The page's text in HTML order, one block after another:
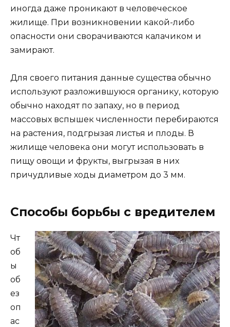
иногда даже проникают в человеческое
жилище. При возникновении какой-либо
опасности они сворачиваются калачиком и
замирают.
Для своего питания данные существа обычно
используют разложившуюся органику, которую
обычно находят по запаху, но в период
массовых вспышек численности перебираются
на растения, подгрызая листья и плоды. В
жилище человека они могут использовать в
пищу овощи и фрукты, выгрызая в них
причудливые ходы диаметром до 3 мм.
Способы борьбы с вредителем
Чт
об
ы
об
ез
оп
ас